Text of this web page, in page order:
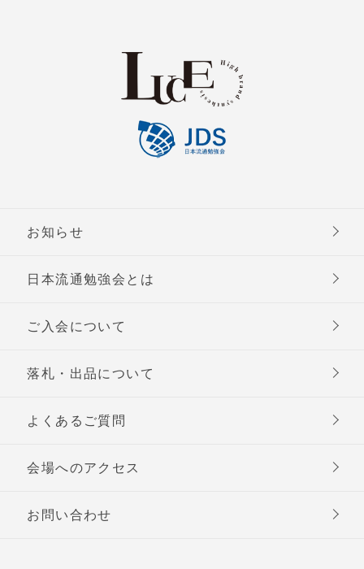
お知らせ
日本流通勉強会とは
ご入会について
落札・出品について
よくあるご質問
会場へのアクセス
お問い合わせ